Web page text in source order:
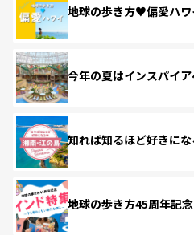
地球の歩き方♥偏愛ハワ
今年の夏はインスパイア
知れば知るほど好きに
地球の歩き方45周年記